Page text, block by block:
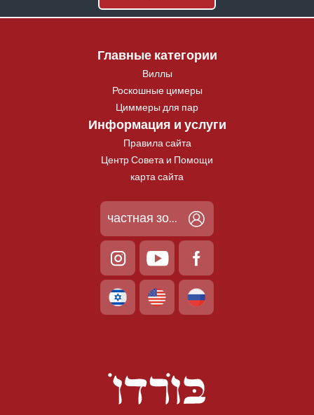
Главные категории
Виллы
Роскошные цимеры
Циммеры для пар
Информация и услуги
Правила сайта
Центр Совета и Помощи
карта сайта
частная зона